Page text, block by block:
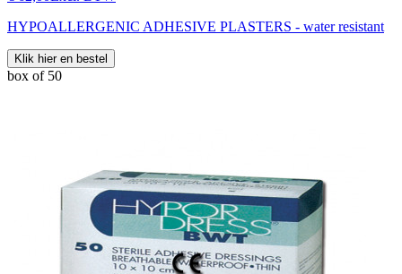
HYPOALLERGENIC ADHESIVE PLASTERS - water resistant
Klik hier en bestel
box of 50